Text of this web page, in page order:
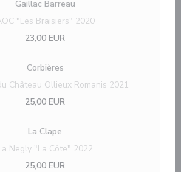
Gaillac Barreau
"Les Braisiers" 2020
23,00 EUR
Corbières
Château Ollieux Romanis 2021
25,00 EUR
La Clape
Negly "La Côte" 2022
25,00 EUR